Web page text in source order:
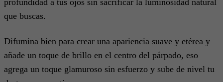
que buscas.
Difumina bien para crear una apariencia suave y etérea y
añade un toque de brillo en el centro del párpado, eso
agrega un toque glamuroso sin esfuerzo y sube de nivel tu